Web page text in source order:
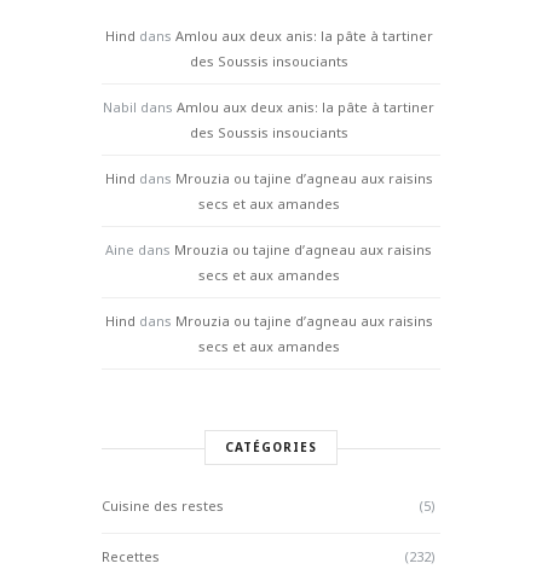
Hind dans Amlou aux deux anis: la pâte à tartiner
des Soussis insouciants
Nabil dans Amlou aux deux anis: la pâte à tartiner
des Soussis insouciants
Hind dans Mrouzia ou tajine d’agneau aux raisins
secs et aux amandes
Aine dans Mrouzia ou tajine d’agneau aux raisins
secs et aux amandes
Hind dans Mrouzia ou tajine d’agneau aux raisins
secs et aux amandes
CATÉGORIES
Cuisine des restes (5)
Recettes
(232)